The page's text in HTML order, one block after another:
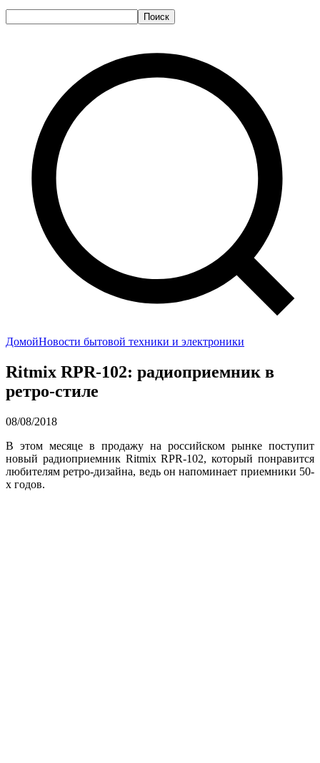
Поиск
ДомойНовости бытовой техники и электроники
Ritmix RPR-102: радиоприемник в
ретро-стиле
08/08/2018
В этом месяце в продажу на российском рынке поступит
новый радиоприемник Ritmix RPR-102, который понравится
любителям ретро-дизайна, ведь он напоминает приемники 50-
х годов.